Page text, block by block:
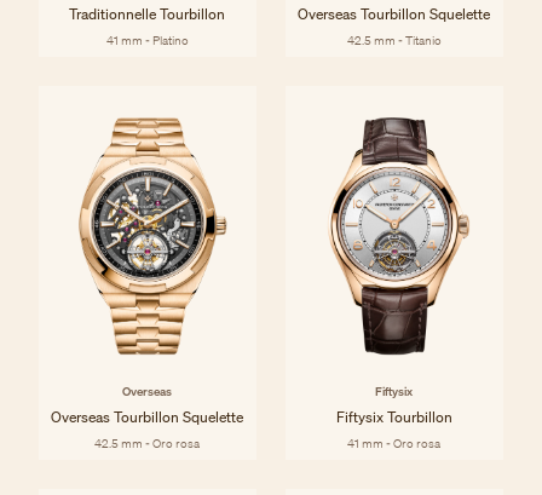
Traditionnelle Tourbillon
41 mm - Platino
Overseas Tourbillon Squelette
42.5 mm - Titanio
Overseas
Overseas Tourbillon Squelette
42.5 mm - Oro rosa
Fiftysix
Fiftysix Tourbillon
41 mm - Oro rosa